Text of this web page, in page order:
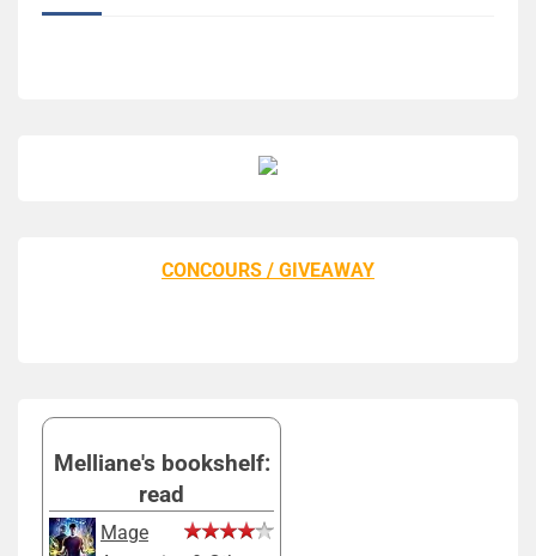
CONCOURS / GIVEAWAY
Melliane's bookshelf:
read
Mage